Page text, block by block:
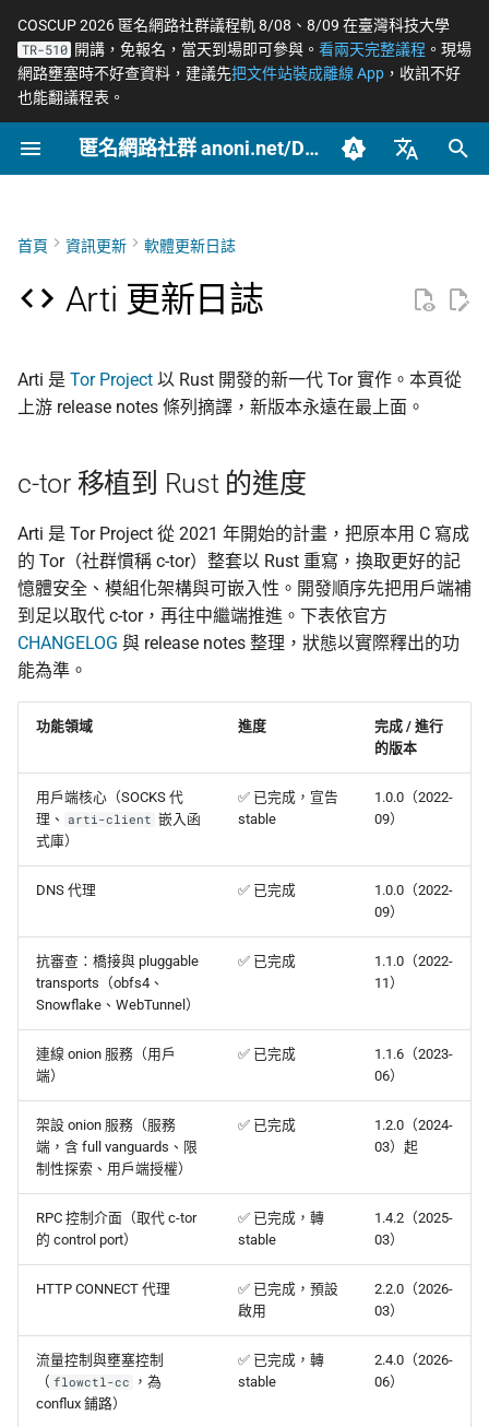
COSCUP 2026 匿名網路社群議程軌 8/08、8/09 在臺灣科技大學
TR-510 開講，免報名，當天到場即可參與。 看兩天完整議程 。現場
網路壅塞時不好查資料，建議先把文件站裝成離線 App ，收訊不好
也能翻議程表。
匿名網路社群 anoni.net/Docs
English (en-US)
正
初
尋
擎
概念 網路自由為什麼重要
社群平台怎麼收集你的
監控現在做得到什麼
怎麼維持多個網路身分
為什麼匿名支付重要
什麼是匿名網路？
VPN 的風險與選擇
加密 DNS 怎麼選、怎
認真的生效
什麼是 Tails
Tails、Whonix、Qubes
差別
行動作業系統
什麼是 OONI
OONI Run v2 操作說明
什麼是 CryptPad
匿名通訊工具比較
密碼管理器入門
Asian Diceware：帶亞
的英文密語字典
外洩
場景
一般人平常該做到什麼
LGBTQ+ 與性少數的匿
家暴受害者的數位準備
倡議組織的匿名捐款管
在中國大陸的公開平台
播資訊
出差與研討會的數位準
（東亞與東南亞）
出國前數位安全：用 AI
助產生目的地概況
進階
端對端加密如何運作
零知識身分驗證與支付
網路政變 - InterSecLab
OONI 網站檢測清單
Tor Relays 觀測點
台灣 VASP 法 2026
c-tor 移植到 Rust 的進度
Arti 2.5.0
Arti 2.4.0
Arti 2.2.0
Arti 2.1.0
2026
OONI
Tails
Tor
技術
文章
更新
活動
社群
翻譯文章
觀察
隱私
開始參與 如何參與與認領主題
BECOME_ANONI
治理章程
社群自架服務
為什麼我們用「正體中
如何搭建 Tor Relay
橋接
校園 Tor Relay 提案範本
校園 Tor Relay 架設
校園 Tor Relay：給校
法務的 FAQ
onionoo MCP：Tor 中
點查詢服務
ASN 觀測資料擷取與分
OONI 怎麼判定一個網
OONI 測項速查表
上傳機敏資訊流程
幫忙 pin 文件站的 IPFS
像
推動主題
2026 年度路線圖
COSCUP 2026 公開徵稿
匿名網路工作坊 2025/08
籌備：匿名網路工作坊
2025/08
持續關注
首頁 資訊更新 軟體更新日誌
Arti 更新日誌
Arti 是 Tor Project 以 Rust 開發的新一代 Tor 實作。本頁從
上游 release notes 條列摘譯，新版本永遠在最上面。
c-tor 移植到 Rust 的進度
Arti 是 Tor Project 從 2021 年開始的計畫，把原本用 C 寫成
的 Tor（社群慣稱 c-tor）整套以 Rust 重寫，換取更好的記
憶體安全、模組化架構與可嵌入性。開發順序先把用戶端補
到足以取代 c-tor，再往中繼端推進。下表依官方
CHANGELOG 與 release notes 整理，狀態以實際釋出的功
能為準。
功能領域 進度
完成 / 進行
的版本
用戶端核心（SOCKS 代
理、
arti-client 嵌入函
式庫）
✅ 已完成，宣告
stable
1.0.0（2022-
09）
DNS 代理 ✅ 已完成
1.0.0（2022-
09）
抗審查：橋接與 pluggable
transports（obfs4、
Snowflake、WebTunnel）
✅ 已完成
1.1.0（2022-
11）
連線 onion 服務（用戶
端）
✅ 已完成
1.1.6（2023-
06）
架設 onion 服務（服務
端，含 full vanguards、限
制性探索、用戶端授權）
✅ 已完成
1.2.0（2024-
03）起
RPC 控制介面（取代 c-tor
的 control port）
✅ 已完成，轉
stable
1.4.2（2025-
03）
HTTP CONNECT 代理
✅ 已完成，預設
啟用
2.2.0（2026-
03）
流量控制與壅塞控制
（ flowctl-cc
，為
conflux 鋪路）
✅ 已完成，轉
stable
2.4.0（2026-
06）